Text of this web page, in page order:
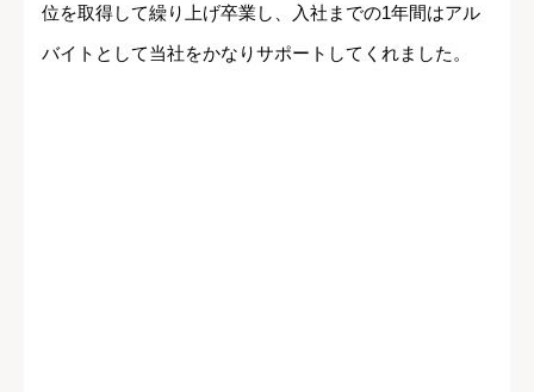
位を取得して繰り上げ卒業し、入社までの1年間はアル
バイトとして当社をかなりサポートしてくれました。